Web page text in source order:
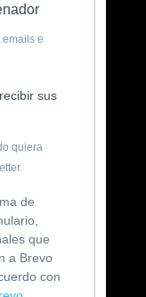
e
sus
quiera
de
que
a Brevo
con